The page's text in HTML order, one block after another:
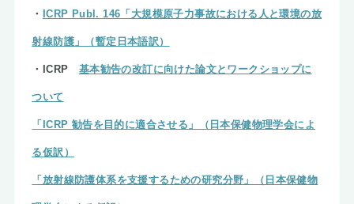
・ ICRP Publ. 146「大規模原子力事故における人と環境の放
射線防護」（暫定日本語訳）
・ICRP 基本勧告の改訂に向けた論文とワークショップに
ついて
「ICRP 勧告を目的に適合させる」（日本保健物理学会によ
る仮訳）
「放射線防護体系を支援するための研究分野」（日本保健物